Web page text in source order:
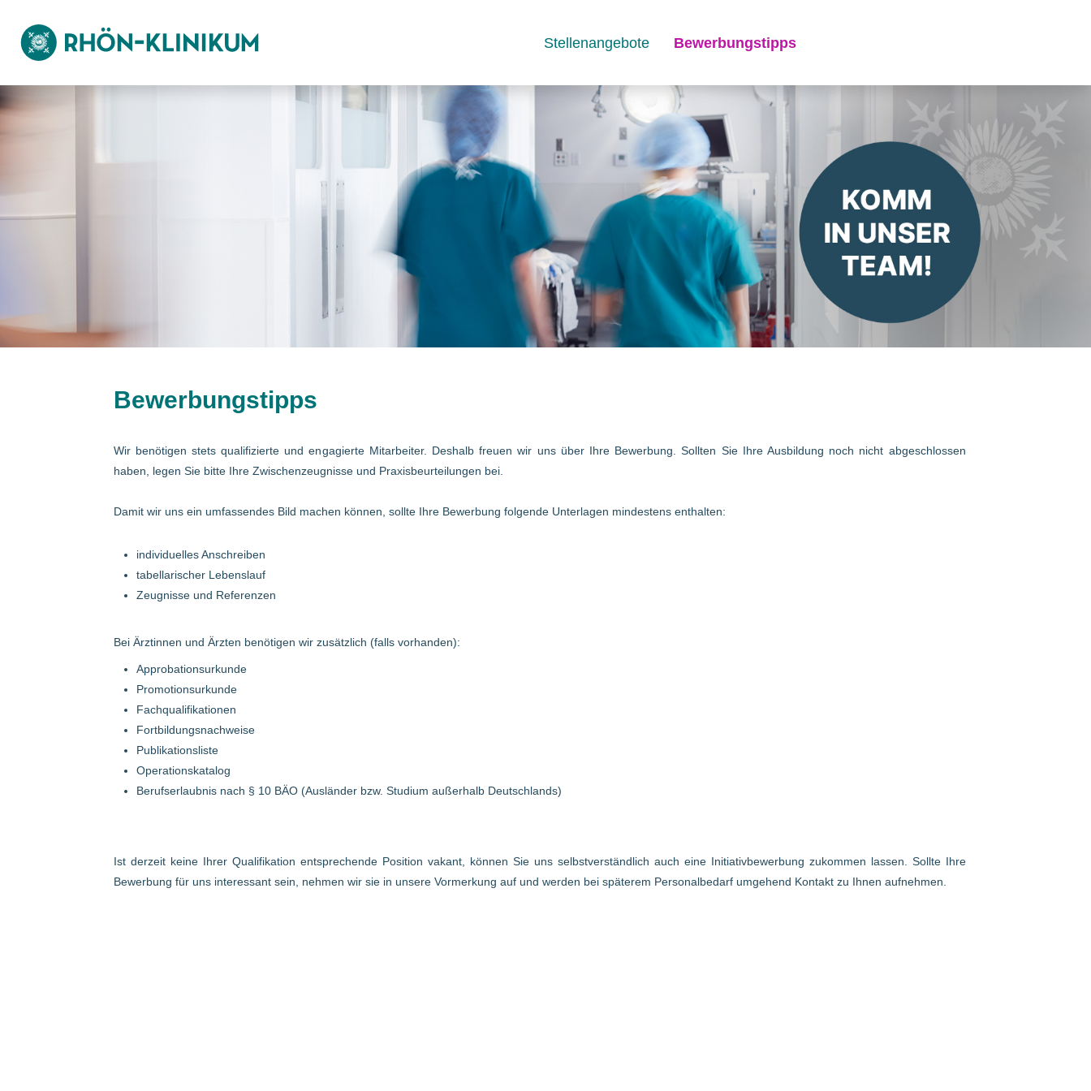
Stellenangebote Bewerbungstipps
Bewerbungstipps
Wir benötigen stets qualifizierte und engagierte Mitarbeiter. Deshalb freuen wir uns über Ihre Bewerbung. Sollten Sie Ihre Ausbildung noch nicht abgeschlossen
haben, legen Sie bitte Ihre Zwischenzeugnisse und Praxisbeurteilungen bei.
Damit wir uns ein umfassendes Bild machen können, sollte Ihre Bewerbung folgende Unterlagen mindestens enthalten:
individuelles Anschreiben
tabellarischer Lebenslauf
Zeugnisse und Referenzen
Bei Ärztinnen und Ärzten benötigen wir zusätzlich (falls vorhanden):
Approbationsurkunde
Promotionsurkunde
Fachqualifikationen
Fortbildungsnachweise
Publikationsliste
Operationskatalog
Berufserlaubnis nach § 10 BÄO (Ausländer bzw. Studium außerhalb Deutschlands)
Ist derzeit keine Ihrer Qualifikation entsprechende Position vakant, können Sie uns selbstverständlich auch eine Initiativbewerbung zukommen lassen. Sollte Ihre
Bewerbung für uns interessant sein, nehmen wir sie in unsere Vormerkung auf und werden bei späterem Personalbedarf umgehend Kontakt zu Ihnen aufnehmen.